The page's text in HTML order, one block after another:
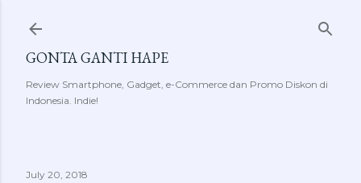
GONTA GANTI HAPE
Review Smartphone, Gadget, e-Commerce dan Promo Diskon di
Indonesia. Indie!
July 20, 2018